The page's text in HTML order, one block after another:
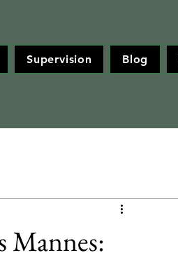
Supervision Blog
Mannes: